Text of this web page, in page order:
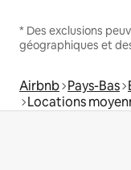
* Des exclusions
géographiques et
Airbnb Pays-Bas
Locations